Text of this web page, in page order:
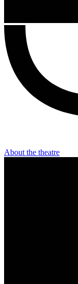
About the theatre